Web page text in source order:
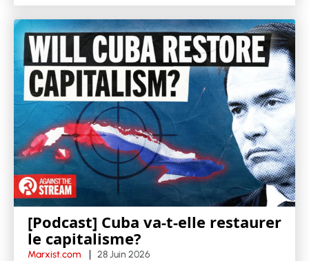
[Podcast] Cuba va-t-elle restaurer
le capitalisme?
Marxist.com 28 Juin 2026